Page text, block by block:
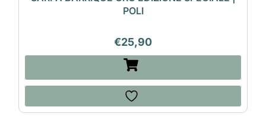
POLI
€25,90